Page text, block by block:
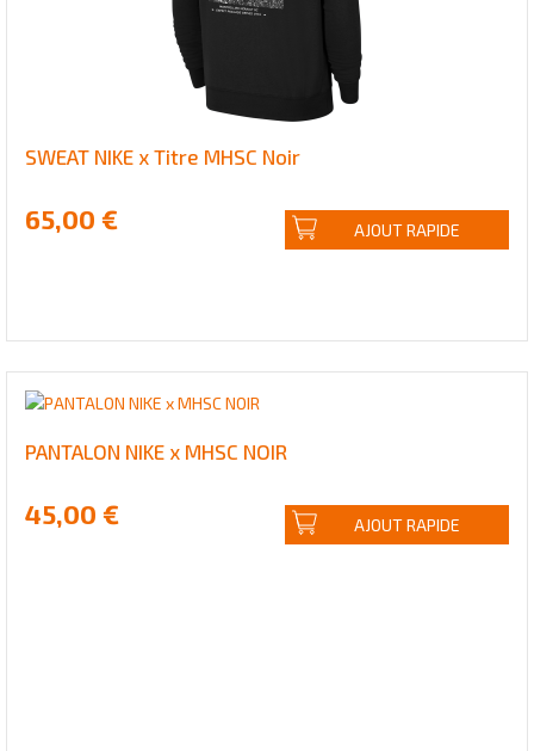
SWEAT NIKE x Titre MHSC Noir
65,00 € AJOUT RAPIDE
PANTALON NIKE x MHSC NOIR
45,00 € AJOUT RAPIDE